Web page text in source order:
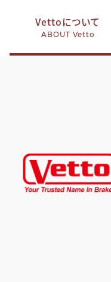
Vettoについて
ABOUT Vetto